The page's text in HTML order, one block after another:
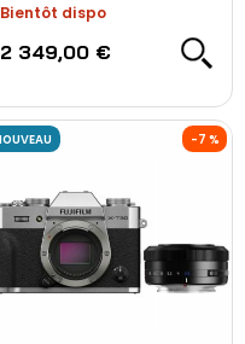
Bientôt dispo
2 349,00 €